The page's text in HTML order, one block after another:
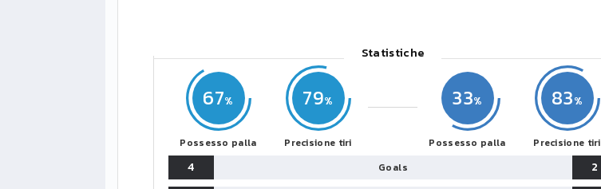
Statistiche
67
Possesso palla
79
Precisione tiri
33
Possesso palla
83
Precisione tiri
4 Goals
2